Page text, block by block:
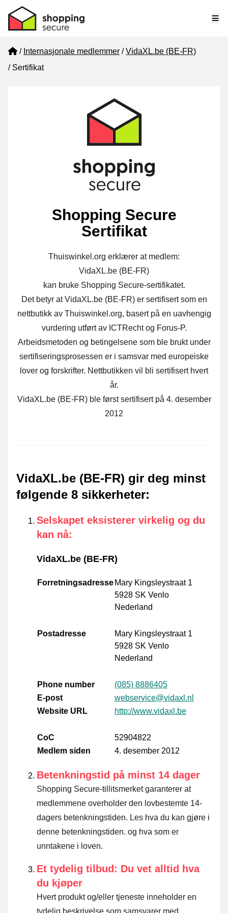
Home
Internasjonale medlemmer
VidaXL.be (BE-FR)
Sertifikat
Shopping Secure
Sertifikat
Thuiswinkel.org erklærer at medlem:
VidaXL.be (BE-FR)
kan bruke Shopping Secure-sertifikatet.
Det betyr at VidaXL.be (BE-FR) er sertifisert som en
nettbutikk av Thuiswinkel.org, basert på en uavhengig
vurdering utført av ICTRecht og Forus-P.
Arbeidsmetoden og betingelsene som ble brukt under
sertifiseringsprosessen er i samsvar med europeiske
lover og forskrifter. Nettbutikken vil bli sertifisert hvert
år.
VidaXL.be (BE-FR) ble først sertifisert på 4. desember
2012
VidaXL.be (BE-FR) gir deg minst
følgende 8 sikkerheter:
Selskapet eksisterer virkelig og du
kan nå:
VidaXL.be (BE-FR)
Forretningsadresse Mary Kingsleystraat 1
5928 SK Venlo
Nederland
Postadresse
Mary Kingsleystraat 1
5928 SK Venlo
Nederland
Phone number
(085) 8886405
E-post
webservice@vidaxl.nl
Website URL
http://www.vidaxl.be
CoC
52904822
Medlem siden
4. desember 2012
Betenkningstid på minst 14 dager
Shopping Secure-tillitsmerket garanterer at
medlemmene overholder den lovbestemte 14-
dagers betenkningstiden. Les hva du kan gjøre i
denne betenkningstiden. og hva som er
unntakene i loven.
Et tydelig tilbud: Du vet alltid hva
du kjøper
Hvert produkt og/eller tjeneste inneholder en
tydelig beskrivelse som samsvarer med